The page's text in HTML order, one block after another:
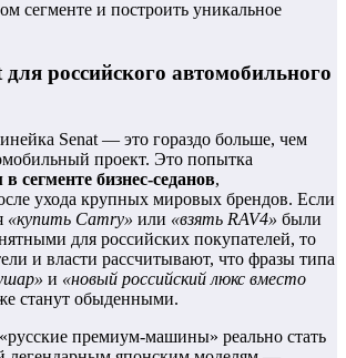
сегменте и построить уникальное
для российского автомобильного
Senat — это гораздо больше, чем
проект. Это попытка
сегменте бизнес‑седанов,
ухода крупных мировых брендов. Если
«купить Camry» или «взять RAV4» были
для российских покупателей, то
и власти рассчитывают, что фразы типа
и «новый российский люкс вместо
станут обыденными.
премиум‑машины» реально стать